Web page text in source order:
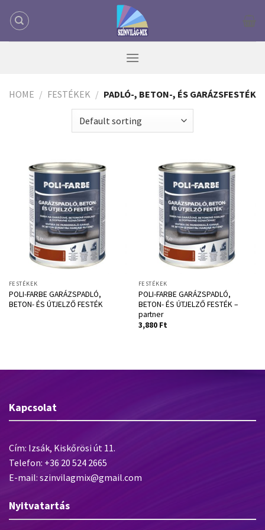
HOME / FESTÉKEK / PADLÓ-, BETON-, ÉS GARÁZSFESTÉK
FESTÉKEK
POLI-FARBE GARÁZSPADLÓ,
BETON- ÉS ÚTJELZŐ FESTÉK
FESTÉKEK
POLI-FARBE GARÁZSPADLÓ,
BETON- ÉS ÚTJELZŐ FESTÉK –
partner
3,880 Ft
Kapcsolat
Cím: Izsák, Kiskőrösi út 11.
Telefon: +36 20 524 2665
E-mail: szinvilagmix@gmail.com
Nyitvatartás